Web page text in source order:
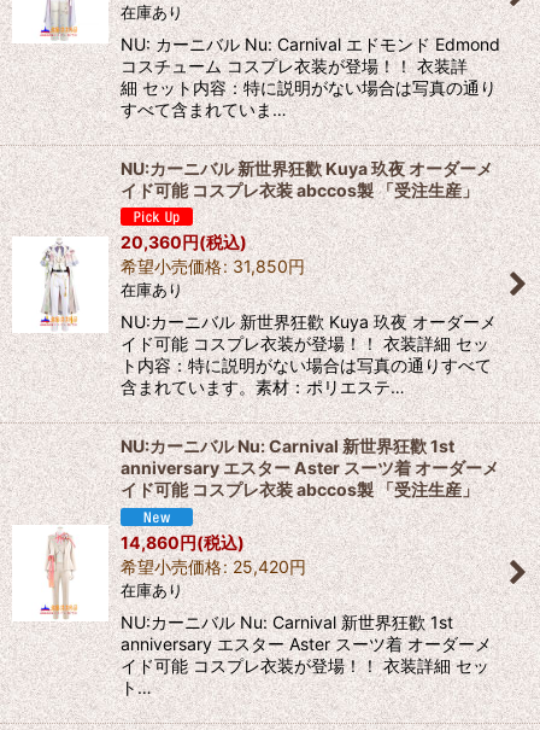
在庫あり
NU: カーニバル Nu: Carnival エドモンド Edmond
コスチューム コスプレ衣装が登場！！ 衣装詳
細 セット内容：特に説明がない場合は写真の通り
すべて含まれていま…
NU:カーニバル 新世界狂歡 Kuya 玖夜 オーダーメ
イド可能 コスプレ衣装 abccos製 「受注生産」
20,360円(税込)
希望小売価格: 31,850円
在庫あり
NU:カーニバル 新世界狂歡 Kuya 玖夜 オーダーメ
イド可能 コスプレ衣装が登場！！ 衣装詳細 セッ
ト内容：特に説明がない場合は写真の通りすべて
含まれています。素材：ポリエステ…
NU:カーニバル Nu: Carnival 新世界狂歡 1st
anniversary エスター Aster スーツ着 オーダーメ
イド可能 コスプレ衣装 abccos製 「受注生産」
14,860円(税込)
希望小売価格: 25,420円
在庫あり
NU:カーニバル Nu: Carnival 新世界狂歡 1st
anniversary エスター Aster スーツ着 オーダーメ
イド可能 コスプレ衣装が登場！！ 衣装詳細 セッ
ト…